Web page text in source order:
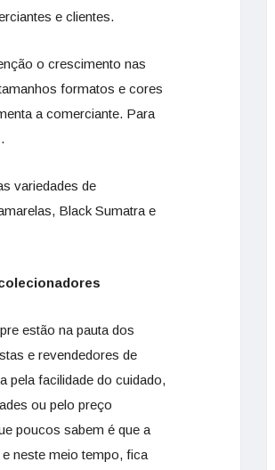
e clientes.
o crescimento nas
formatos e cores
a comerciante. Para
variedades de
Black Sumatra e
estão na pauta dos
e revendedores de
pela facilidade do cuidado,
ou pelo preço
poucos sabem é que a
neste meio tempo, fica